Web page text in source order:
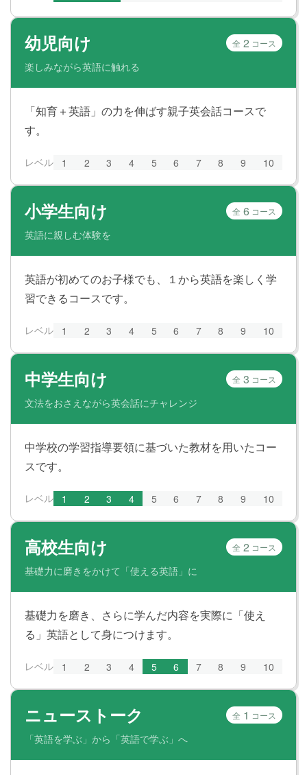
幼児向け
楽しみながら英語に触れる
全 2 コース
「知育＋英語」の力を伸ばす親子英会話コースで
す。
レベル 1 2 3 4 5 6 7 8 9 10
小学生向け
英語に親しむ体験を
全 6 コース
英語が初めてのお子様でも、１から英語を楽しく学
習できるコースです。
レベル 1 2 3 4 5 6 7 8 9 10
中学生向け
文法をおさえながら英会話にチャレンジ
全 3 コース
中学校の学習指導要領に基づいた教材を用いたコー
スです。
レベル 1 2 3 4 5 6 7 8 9 10
高校生向け
基礎力に磨きをかけて「使える英語」に
全 2 コース
基礎力を磨き、さらに学んだ内容を実際に「使え
る」英語として身につけます。
レベル 1 2 3 4 5 6 7 8 9 10
ニューストーク
「英語を学ぶ」から「英語で学ぶ」へ
全 1 コース